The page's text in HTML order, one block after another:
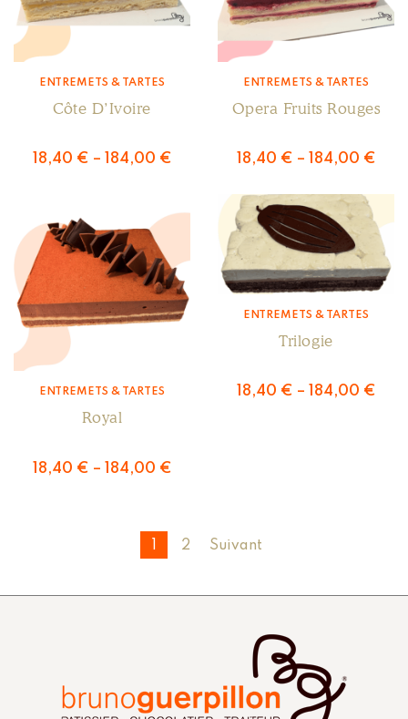
ENTREMETS & TARTES
Côte D’Ivoire
18,40 € – 184,00 €
ENTREMETS & TARTES
Opera Fruits Rouges
18,40 € – 184,00 €
ENTREMETS & TARTES
Royal
18,40 € – 184,00 €
ENTREMETS & TARTES
Trilogie
18,40 € – 184,00 €
2 Suivant